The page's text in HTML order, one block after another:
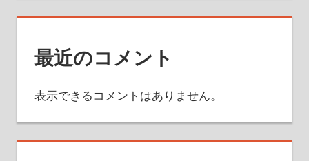
最近のコメント
表示できるコメントはありません。